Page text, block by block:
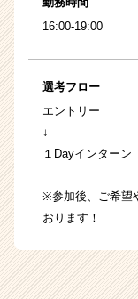
16:00-19:00
選考フロー
エントリー
↓
１Dayインターン
※参加後、ご希望
おります！